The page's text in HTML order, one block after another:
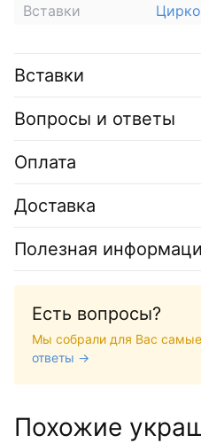
Вставки
Вставки
Вопросы и ответы
Оплата
Доставка
Полезная
Есть вопросы?
Мы собрали для Вас
ответы →
Похожие